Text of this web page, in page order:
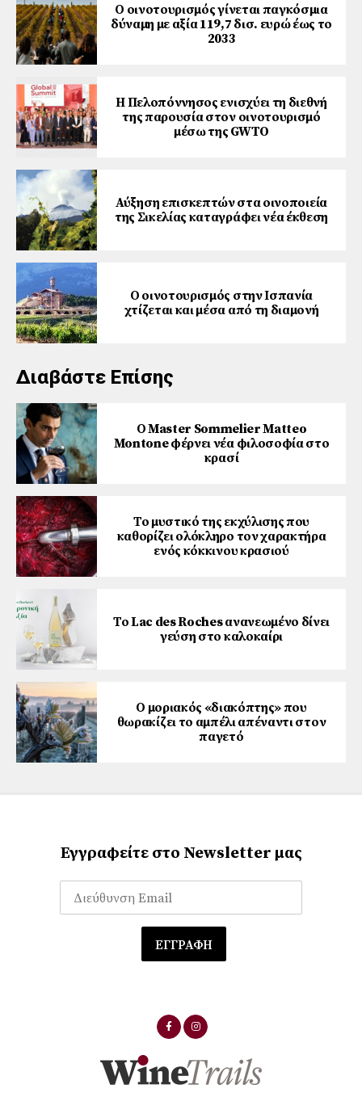
Ο οινοτουρισμός γίνεται παγκόσμια
δύναμη με αξία 119,7 δισ. ευρώ έως το
2033
Η Πελοπόννησος ενισχύει τη διεθνή
της παρουσία στον οινοτουρισμό
μέσω της GWTO
Αύξηση επισκεπτών στα οινοποιεία
της Σικελίας καταγράφει νέα έκθεση
Ο οινοτουρισμός στην Ισπανία
χτίζεται και μέσα από τη διαμονή
Διαβάστε Επίσης
Ο Master Sommelier Matteo
Montone φέρνει νέα φιλοσοφία στο
κρασί
Το μυστικό της εκχύλισης που
καθορίζει ολόκληρο τον χαρακτήρα
ενός κόκκινου κρασιού
Το Lac des Roches ανανεωμένο δίνει
γεύση στο καλοκαίρι
Ο μοριακός «διακόπτης» που
θωρακίζει το αμπέλι απέναντι στον
παγετό
Εγγραφείτε στο Newsletter μας